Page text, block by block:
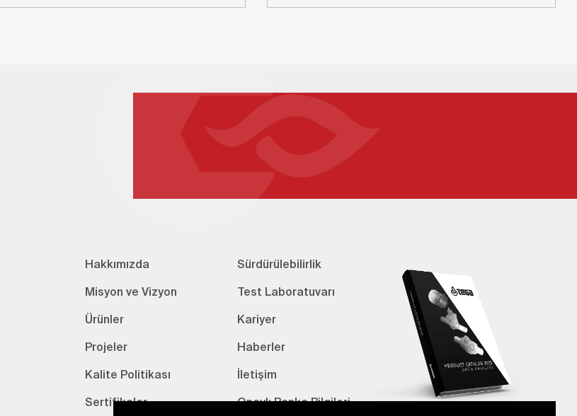
Hakkımızda
Misyon ve Vizyon
Ürünler
Projeler
Kalite Politikası
Sertifikalar
Sürdürülebilirlik
Test Laboratuvarı
Kariyer
Haberler
İletişim
Onaylı Banka Bilgileri